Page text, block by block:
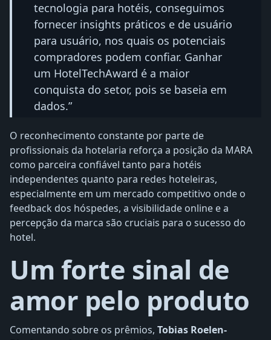
tecnologia para hotéis, conseguimos
fornecer insights práticos e de usuário
para usuário, nos quais os potenciais
compradores podem confiar. Ganhar
um HotelTechAward é a maior
conquista do setor, pois se baseia em
dados.”
O reconhecimento constante por parte de
profissionais da hotelaria reforça a posição da MARA
como parceira confiável tanto para hotéis
independentes quanto para redes hoteleiras,
especialmente em um mercado competitivo onde o
feedback dos hóspedes, a visibilidade online e a
percepção da marca são cruciais para o sucesso do
hotel.
Um forte sinal de
amor pelo produto
Comentando sobre os prêmios, Tobias Roelen-